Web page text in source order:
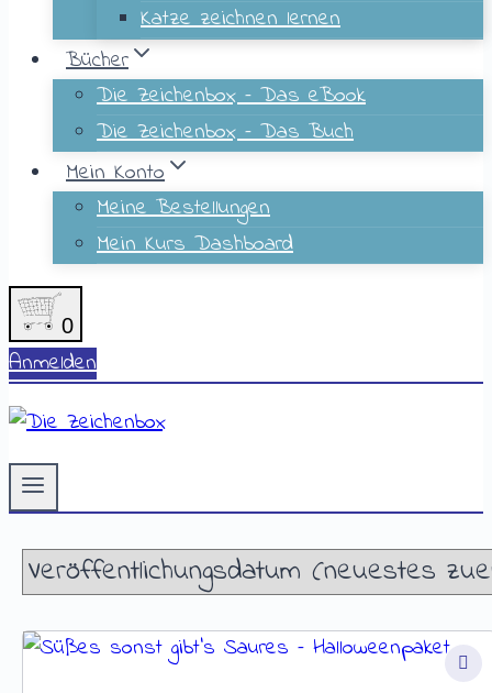
Katze zeichnen lernen
Bücher
Die Zeichenbox – Das eBook
Die Zeichenbox – Das Buch
Mein Konto
Meine Bestellungen
Mein Kurs Dashboard
0
Anmelden